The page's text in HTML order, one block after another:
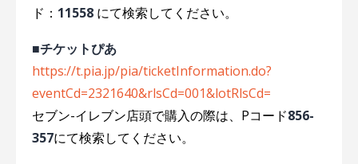
ド： 11558 にて検索してください。
■チケットぴあ
https://t.pia.jp/pia/ticketInformation.do?
eventCd=2321640&rlsCd=001&lotRlsCd=
セブン-イレブン店頭で購入の際は、Pコード856-
357にて検索してください。